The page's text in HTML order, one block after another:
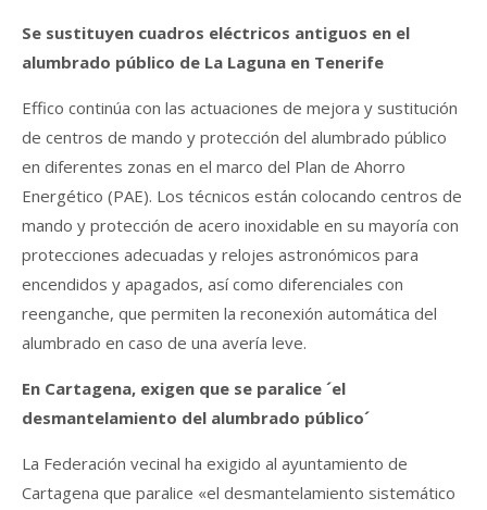
Se sustituyen cuadros eléctricos antiguos en el
alumbrado público de La Laguna en Tenerife
Effico continúa con las actuaciones de mejora y sustitución
de centros de mando y protección del alumbrado público
en diferentes zonas en el marco del Plan de Ahorro
Energético (PAE). Los técnicos están colocando centros de
mando y protección de acero inoxidable en su mayoría con
protecciones adecuadas y relojes astronómicos para
encendidos y apagados, así como diferenciales con
reenganche, que permiten la reconexión automática del
alumbrado en caso de una avería leve.
En Cartagena, exigen que se paralice ´el
desmantelamiento del alumbrado público´
La Federación vecinal ha exigido al ayuntamiento de
Cartagena que paralice «el desmantelamiento sistemático